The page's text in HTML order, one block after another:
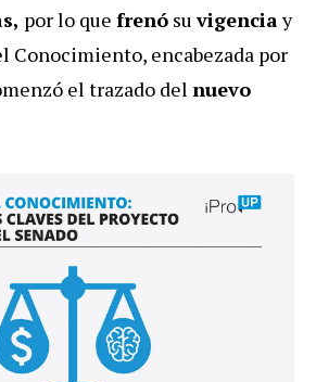
por lo que frenó suvigenciay
Conocimiento, encabezada por
el trazado del nuevo